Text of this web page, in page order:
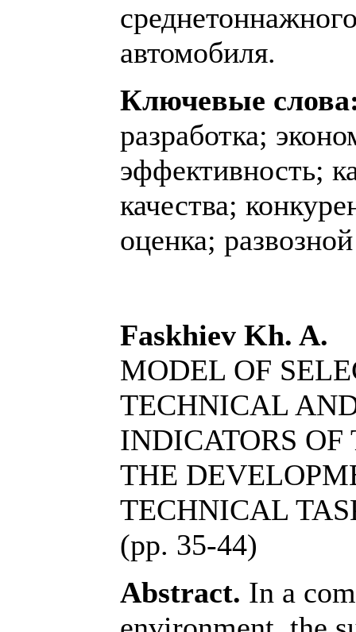
автомобиля.
Ключевые
разработка;
эффективность;
качества;
оценка;
Faskhiev Kh. A.
MODEL OF
TECHNICAL
INDICATORS OF
THE
TECHNICAL
(pp. 35-44)
Abstract. In a